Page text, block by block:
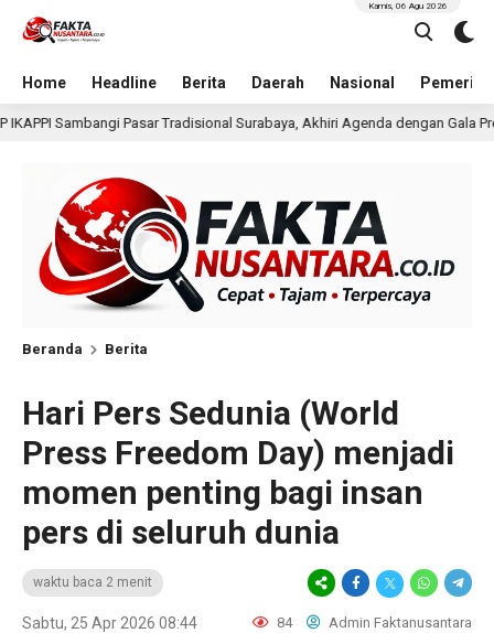
Home Headline Berita Daerah Nasional
Kamis, 06 Agu 2026
Surabaya, Akhiri Agenda dengan Gala Premier Film ISTIMEWA
Beranda Berita
Hari Pers Sedunia (World
Press Freedom Day) menjadi
momen penting bagi insan
pers di seluruh dunia
waktu baca 2 menit
Sabtu, 25 Apr 2026 08:44 84 Admin Faktanusantara